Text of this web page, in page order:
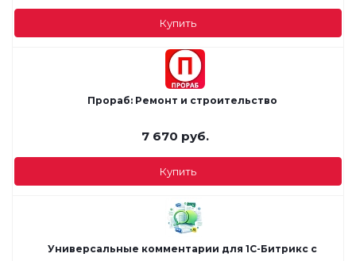
Купить
Прораб: Ремонт и строительство
7 670 руб.
Купить
Универсальные комментарии для 1С-Битрикс с